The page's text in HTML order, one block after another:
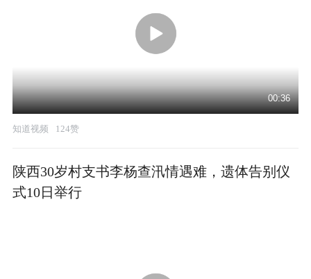
00:36
知道视频 124赞
陕西30岁村支书李杨查汛情遇难，遗体告别仪
式10日举行